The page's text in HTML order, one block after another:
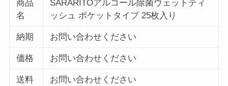
商品
名
SARARITOアルコール除菌ウェットティ
ッシュ ポケットタイプ 25枚入り
納期 お問い合わせください
価格 お問い合わせください
送料 お問い合わせください